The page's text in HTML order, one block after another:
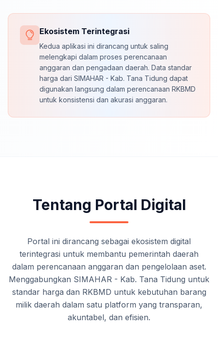
Ekosistem Terintegrasi
Kedua aplikasi ini dirancang untuk saling
melengkapi dalam proses perencanaan
anggaran dan pengadaan daerah. Data standar
harga dari SIMAHAR - Kab. Tana Tidung dapat
digunakan langsung dalam perencanaan RKBMD
untuk konsistensi dan akurasi anggaran.
Tentang Portal Digital
Portal ini dirancang sebagai ekosistem digital
terintegrasi untuk membantu pemerintah daerah
dalam perencanaan anggaran dan pengelolaan aset.
Menggabungkan SIMAHAR - Kab. Tana Tidung untuk
standar harga dan RKBMD untuk kebutuhan barang
milik daerah dalam satu platform yang transparan,
akuntabel, dan efisien.